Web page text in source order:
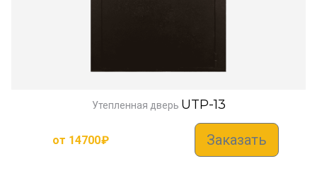
Утепленная дверь UTP-13
от 14700₽ Заказать